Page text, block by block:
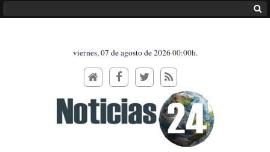
viernes, 07 de agosto de 202600:00h.